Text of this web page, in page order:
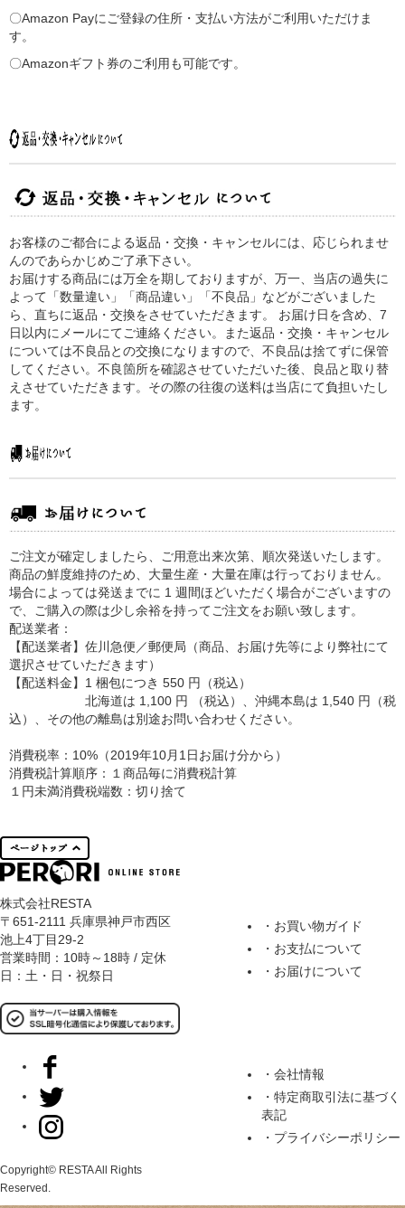
〇Amazon Payにご登録の住所・支払い方法がご利用いただけま
す。
〇Amazonギフト券のご利用も可能です。
お客様のご都合による返品・交換・キャンセルには、応じられませ
んのであらかじめご了承下さい。
お届けする商品には万全を期しておりますが、万一、当店の過失に
よって「数量違い」「商品違い」「不良品」などがございました
ら、直ちに返品・交換をさせていただきます。 お届け日を含め、7
日以内にメールにてご連絡ください。また返品・交換・キャンセル
については不良品との交換になりますので、不良品は捨てずに保管
してください。不良箇所を確認させていただいた後、良品と取り替
えさせていただきます。その際の往復の送料は当店にて負担いたし
ます。
ご注文が確定しましたら、ご用意出来次第、順次発送いたします。
商品の鮮度維持のため、大量生産・大量在庫は行っておりません。
場合によっては発送までに 1 週間ほどいただく場合がございますの
で、ご購入の際は少し余裕を持ってご注文をお願い致します。
配送業者：
【配送業者】佐川急便／郵便局（商品、お届け先等により弊社にて
選択させていただきます）
【配送料金】1 梱包につき 550 円（税込）
北海道は 1,100 円 （税込）、沖縄本島は 1,540 円（税
込）、その他の離島は別途お問い合わせください。
消費税率：10%（2019年10月1日お届け分から）
消費税計算順序：１商品毎に消費税計算
１円未満消費税端数：切り捨て
株式会社RESTA
〒651-2111 兵庫県神戸市西区
池上4丁目29-2
営業時間：10時～18時 / 定休
日：土・日・祝祭日
Copyright© RESTA All Rights
Reserved.
・お買い物ガイド
・お支払について
・お届けについて
・会社情報
・特定商取引法に基づく
表記
・プライバシーポリシー